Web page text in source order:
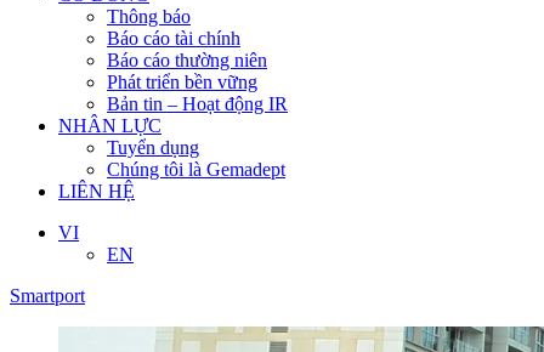
Thông báo
Báo cáo tài chính
Báo cáo thường niên
Phát triển bền vững
Bản tin – Hoạt động IR
NHÂN LỰC
Tuyển dụng
Chúng tôi là Gemadept
LIÊN HỆ
VI
EN
Smartport